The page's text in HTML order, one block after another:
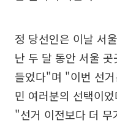
정 당선인은 이날 서
난 두 달 동안 서울
들었다"며 "이번 선
민 여러분의 선택이
"선거 이전보다 더